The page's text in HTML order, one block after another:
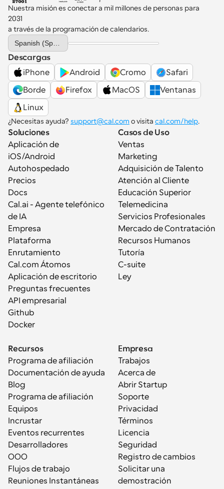
Nuestra misión es conectar a mil millones de personas para
2031
a través de la programación de calendarios.
Select Language
Descargas
iPhone
Android Cromo
Safari
Borde
Firefox MacOS
Ventanas
Linux
¿Necesitas ayuda? support@cal.com o visita cal.com/help.
Soluciones
Aplicación de
iOS/Android
Autohospedado
Precios
Docs
Cal.ai - Agente telefónico
de IA
Empresa
Plataforma
Enrutamiento
Cal.com Átomos
Aplicación de escritorio
Preguntas frecuentes
API empresarial
Github
Docker
Casos de Uso
Ventas
Marketing
Adquisición de Talento
Atención al Cliente
Educación Superior
Telemedicina
Servicios Profesionales
Mercado de Contratación
Recursos Humanos
Tutoría
C-suite
Ley
Recursos
Programa de afiliación
Documentación de ayuda
Blog
Programa de afiliación
Equipos
Incrustar
Eventos recurrentes
Desarrolladores
OOO
Flujos de trabajo
Reuniones Instantáneas
Empresa
Trabajos
Acerca de
Abrir Startup
Soporte
Privacidad
Términos
Licencia
Seguridad
Registro de cambios
Solicitar una
demostración